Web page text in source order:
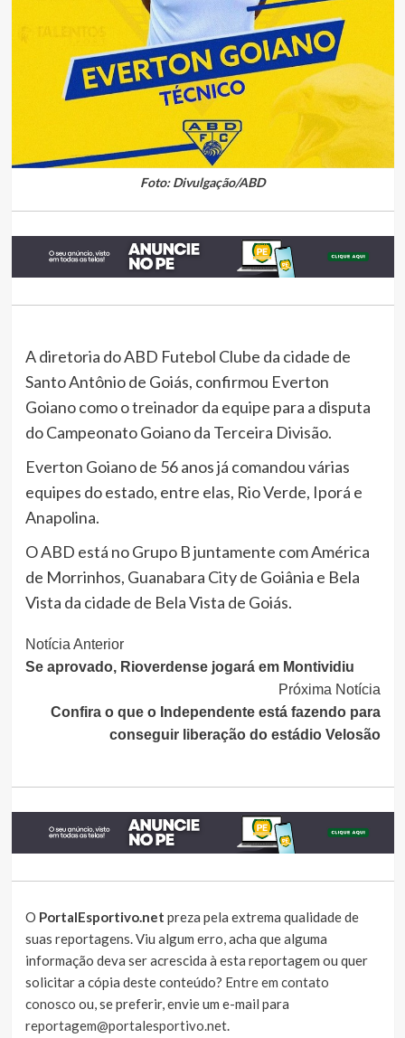
Foto: Divulgação/ABD
A diretoria do ABD Futebol Clube da cidade de
Santo Antônio de Goiás, confirmou Everton
Goiano como o treinador da equipe para a disputa
do Campeonato Goiano da Terceira Divisão.
Everton Goiano de 56 anos já comandou várias
equipes do estado, entre elas, Rio Verde, Iporá e
Anapolina.
O ABD está no Grupo B juntamente com América
de Morrinhos, Guanabara City de Goiânia e Bela
Vista da cidade de Bela Vista de Goiás.
Continue
Lendo
Notícia Anterior
Se aprovado, Rioverdense jogará em Montividiu
Próxima Notícia
Confira o que o Independente está fazendo para
conseguir liberação do estádio Velosão
O PortalEsportivo.net preza pela extrema qualidade de
suas reportagens. Viu algum erro, acha que alguma
informação deva ser acrescida à esta reportagem ou quer
solicitar a cópia deste conteúdo? Entre em contato
conosco ou, se preferir, envie um e-mail para
reportagem@portalesportivo.net.